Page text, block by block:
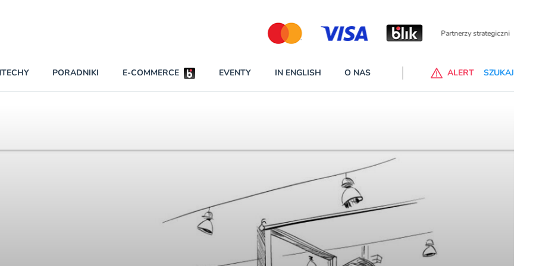
Partnerzy wspierający
KONTA
W najniższych planach – Standard i Plus – z usługi będzie można korzsytać za
Czytaj więcej
PORADNIKI E-COMMERCE EVENTY IN ENGLISH O NAS ALERT SZUKAJ